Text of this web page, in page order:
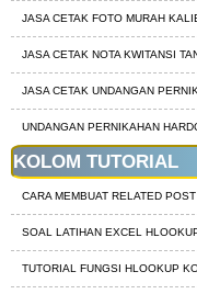
JASA CETAK FOTO MURAH
JASA CETAK NOTA KWITANSI
JASA CETAK UNDANGAN
UNDANGAN PERNIKAHAN
KOLOM TUTORIAL
CARA MEMBUAT RELATED
SOAL LATIHAN EXCEL
TUTORIAL FUNGSI HLOOKUP